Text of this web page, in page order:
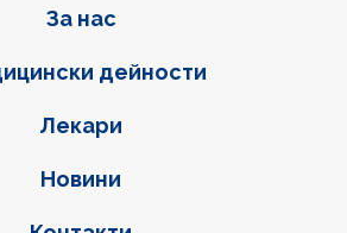
За нас
дейности
Лекари
Новини